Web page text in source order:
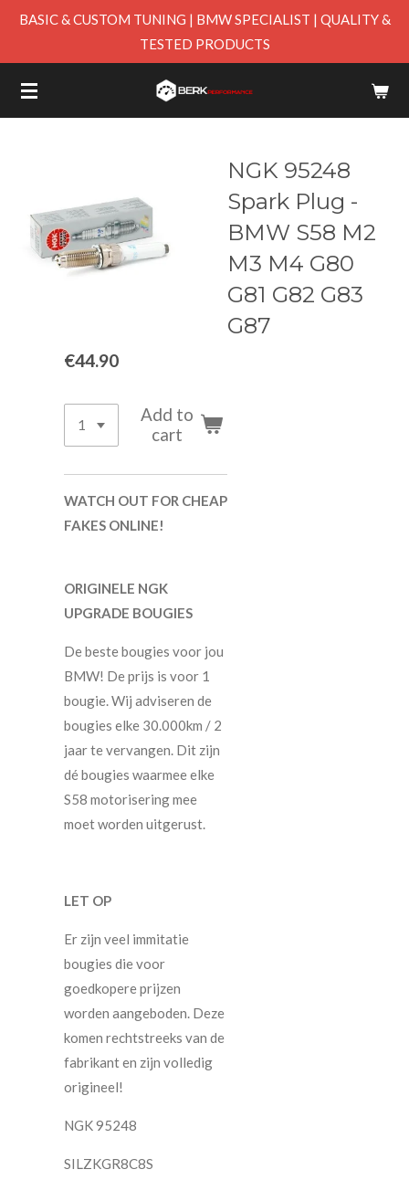
Skip
content
BASIC & CUSTOM TUNING | BMW SPECIALIST | QUALITY &
TESTED PRODUCTS
NGK 95248
Spark Plug -
BMW S58 M2
M3 M4 G80
G81 G82 G83
G87
€44.90
Add to
cart
WATCH OUT FOR CHEAP
FAKES ONLINE!
ORIGINELE NGK
UPGRADE BOUGIES
De beste bougies voor jou
BMW! De prijs is voor 1
bougie. Wij adviseren de
bougies elke 30.000km / 2
jaar te vervangen. Dit zijn
dé bougies waarmee elke
S58 motorisering mee
moet worden uitgerust.
LET OP
Er zijn veel immitatie
bougies die voor
goedkopere prijzen
worden aangeboden. Deze
komen rechtstreeks van de
fabrikant en zijn volledig
origineel!
NGK 95248
SILZKGR8C8S